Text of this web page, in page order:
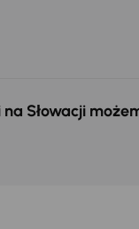
Słowacji